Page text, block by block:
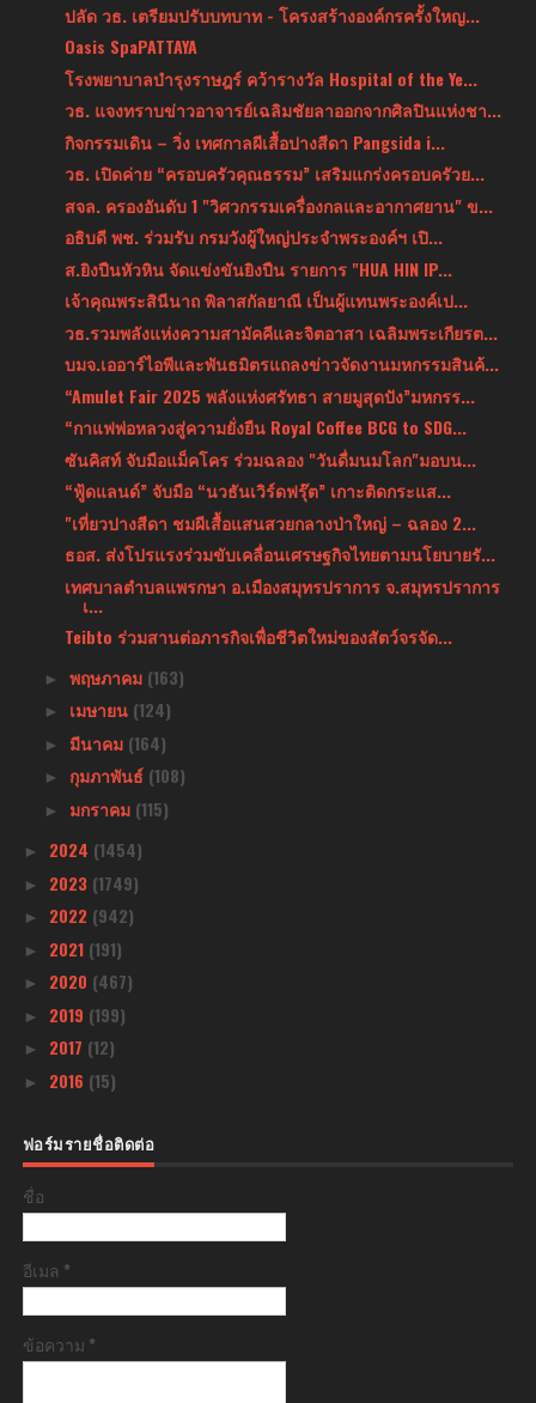
ปลัด วธ. เตรียมปรับบทบาท - โครงสร้างองค์กรครั้งใหญ...
Oasis SpaPATTAYA
โรงพยาบาลบำรุงราษฎร์ คว้ารางวัล Hospital of the Ye...
วธ. แจงทราบข่าวอาจารย์เฉลิมชัยลาออกจากศิลปินแห่งชา...
กิจกรรมเดิน – วิ่ง เทศกาลผีเสื้อปางสีดา Pangsida i...
วธ. เปิดค่าย “ครอบครัวคุณธรรม” เสริมแกร่งครอบครัวย...
สจล. ครองอันดับ 1 "วิศวกรรมเครื่องกลและอากาศยาน" ข...
อธิบดี พช. ร่วมรับ กรมวังผู้ใหญ่ประจําพระองค์ฯ เปิ...
ส.ยิงปืนหัวหิน จัดแข่งขันยิงปืน รายการ "HUA HIN IP...
เจ้าคุณพระสินีนาถ พิลาสกัลยาณี เป็นผู้แทนพระองค์เป...
วธ.รวมพลังแห่งความสามัคคีและจิตอาสา เฉลิมพระเกียรต...
บมจ.เออาร์ไอพีและพันธมิตรแถลงข่าวจัดงานมหกรรมสินค้...
“Amulet Fair 2025 พลังแห่งศรัทธา สายมูสุดปัง”มหกรร...
“กาแฟพ่อหลวงสู่ความยั่งยืน Royal Coffee BCG to SDG...
ซันคิสท์ จับมือแม็คโคร ร่วมฉลอง "วันดื่มนมโลก"มอบน...
“ฟู้ดแลนด์” จับมือ “นวธันเวิร์ดฟรุ๊ต” เกาะติดกระแส...
"เที่ยวปางสีดา ชมผีเสื้อแสนสวยกลางป่าใหญ่ – ฉลอง 2...
ธอส. ส่งโปรแรงร่วมขับเคลื่อนเศรษฐกิจไทยตามนโยบายรั...
เทศบาลตำบลแพรกษา อ.เมืองสมุทรปราการ จ.สมุทรปราการ
เ...
Teibto ร่วมสานต่อภารกิจเพื่อชีวิตใหม่ของสัตว์จรจัด...
► พฤษภาคม (163)
► เมษายน (124)
► มีนาคม (164)
► กุมภาพันธ์ (108)
► มกราคม (115)
► 2024 (1454)
► 2023 (1749)
► 2022 (942)
► 2021 (191)
► 2020 (467)
► 2019 (199)
► 2017 (12)
► 2016 (15)
ฟอร์มรายชื่อติดต่อ
ชื่อ
อีเมล *
ข้อความ *